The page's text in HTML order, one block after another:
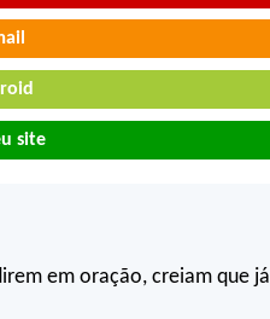
site
em oração, creiam que